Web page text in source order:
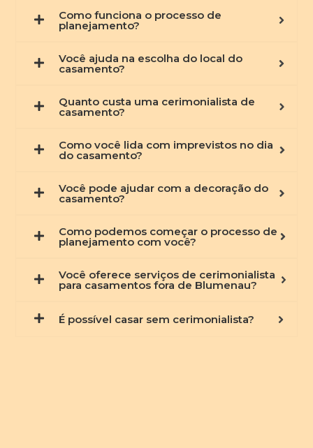
Como funciona o processo de
planejamento?
Você ajuda na escolha do local do
casamento?
Quanto custa uma cerimonialista de
casamento?
Como você lida com imprevistos no dia
do casamento?
Você pode ajudar com a decoração do
casamento?
Como podemos começar o processo de
planejamento com você?
Você oferece serviços de cerimonialista
para casamentos fora de Blumenau?
É possível casar sem cerimonialista?